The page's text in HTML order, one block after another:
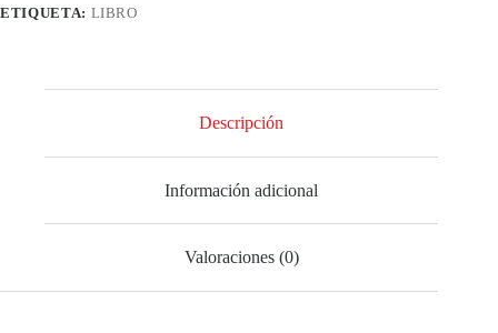
ETIQUETA: LIBRO
Descripción
Información adicional
Valoraciones (0)